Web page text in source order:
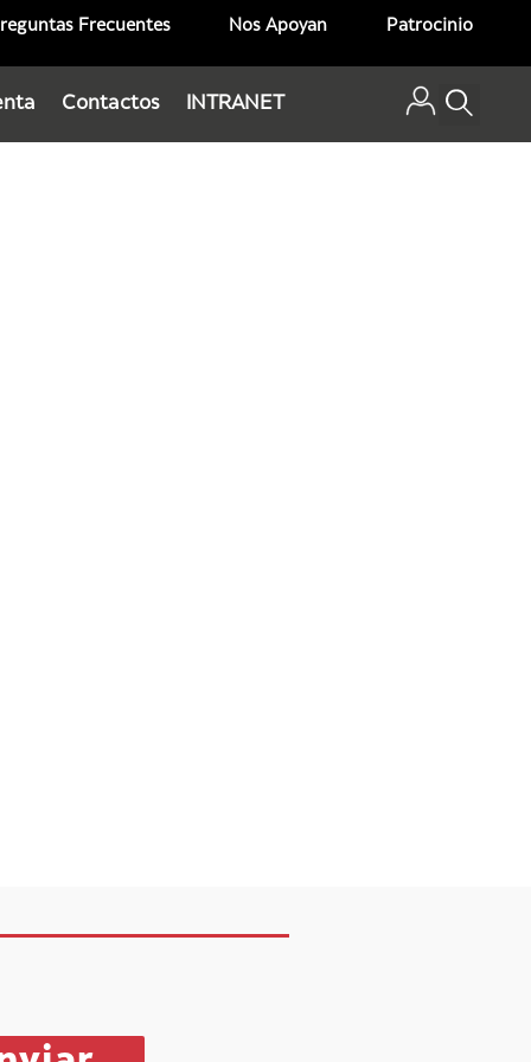
Frecuentes Nos Apoyan Patrocinio
Contactos INTRANET